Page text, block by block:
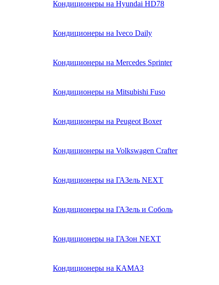
Кондиционеры на Hyundai HD78
Кондиционеры на Iveco Daily
Кондиционеры на Mercedes Sprinter
Кондиционеры на Mitsubishi Fuso
Кондиционеры на Peugeot Boxer
Кондиционеры на Volkswagen Crafter
Кондиционеры на ГАЗель NEXT
Кондиционеры на ГАЗель и Соболь
Кондиционеры на ГАЗон NEXT
Кондиционеры на КАМАЗ